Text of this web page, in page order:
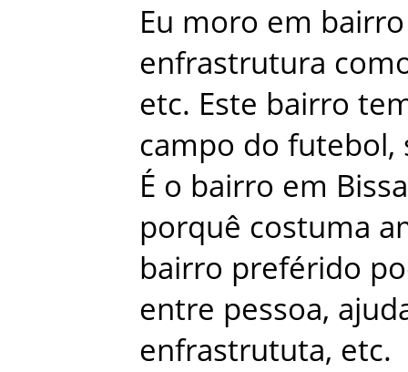
Eu moro em bairro
enfrastrutura
etc. Este bairro
campo do futebol,
É o bairro em
porquê costuma
bairro preférido
entre pessoa,
enfrastrututa, etc.